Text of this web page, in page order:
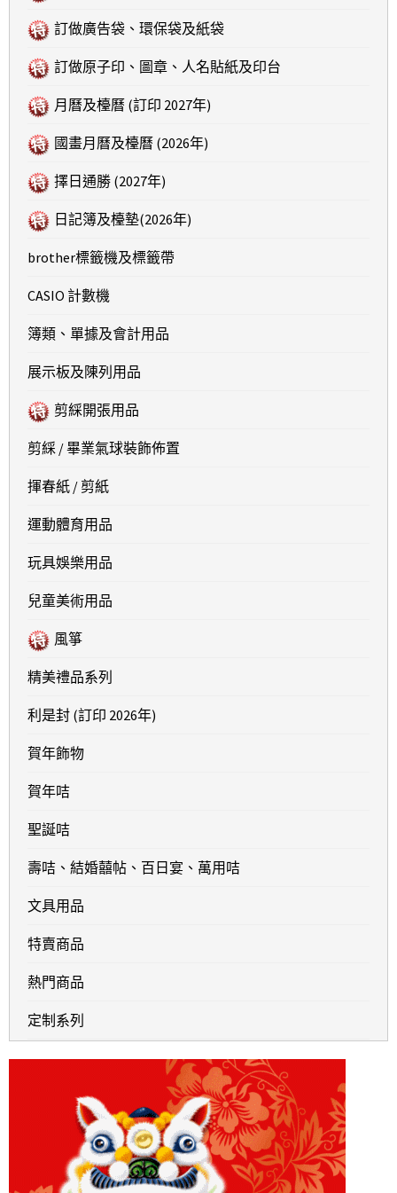
訂做廣告袋、環保袋及紙袋
訂做原子印、圖章、人名貼紙及印台
月曆及檯曆 (訂印 2027年)
國畫月曆及檯曆 (2026年)
擇日通勝 (2027年)
日記簿及檯墊(2026年)
brother標籤機及標籤帶
CASIO 計數機
簿類、單據及會計用品
展示板及陳列用品
剪綵開張用品
剪綵 / 畢業氣球裝飾佈置
揮春紙 / 剪紙
運動體育用品
玩具娛樂用品
兒童美術用品
風箏
精美禮品系列
利是封 (訂印 2026年)
賀年飾物
賀年咭
聖誕咭
壽咭、結婚囍帖、百日宴、萬用咭
文具用品
特賣商品
熱門商品
定制系列